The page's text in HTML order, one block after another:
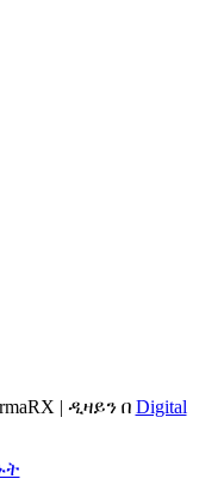
| ዲዛይን በ Digital